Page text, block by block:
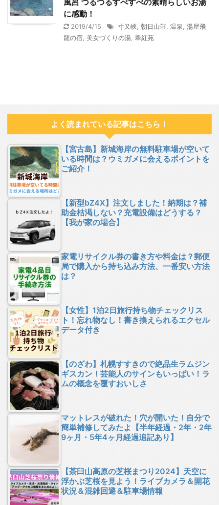
風呂 つるつるすべすべの素晴らしいお湯
に感動！
2019/4/15 寸又峡 朝日山荘 温泉
湯屋飛
龍の宿 美女づくりの湯 翠紅苑
よく読まれている記事はこちら！
【宮古島】新城海岸の無料駐車場が空いて
いる時間は？ウミガメに会えるポイントを
ご紹介！
【新型bZ4X】注文しました！納期は？補
助金枯渇しない？充電設備はどうする？
【我が家の場合】
家電リサイクル券の書き方や料金は？郵便
局で購入から持ち込み方法、一番安い方法
は？
【女性】1泊2日旅行持ち物チェックリス
ト！忘れ物なし！書き換えられるエクセル
データ付き
【のざわ】札幌すすきので絶品生ラムジン
ギスカン！芸能人のサインもいっぱい！ラ
ムの概念を覆すおいしさ
マットレスが破れた！穴が開いた！自分で
簡単補修してみたよ【半年経過・2年・2年
9ヶ月・5年4ヶ月経過追記あり】
【茶臼山高原の芝桜まつり2024】天空に
浮かぶ芝桜を見よう！ライブカメラ＆開花
状況＆混雑回避＆駐車場情報